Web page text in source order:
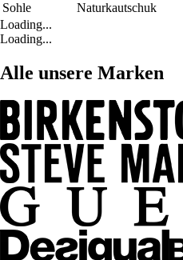
Sohle
Naturkautschuk
Loading...
Loading...
Alle unsere Marken